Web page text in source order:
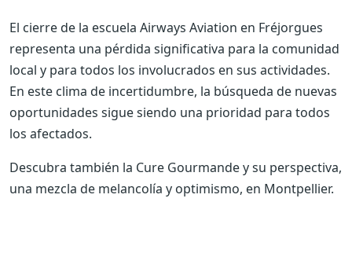
El cierre de la escuela Airways Aviation en Fréjorgues
representa una pérdida significativa para la comunidad
local y para todos los involucrados en sus actividades.
En este clima de incertidumbre, la búsqueda de nuevas
oportunidades sigue siendo una prioridad para todos
los afectados.
Descubra también la Cure Gourmande y su perspectiva,
una mezcla de melancolía y optimismo, en Montpellier.